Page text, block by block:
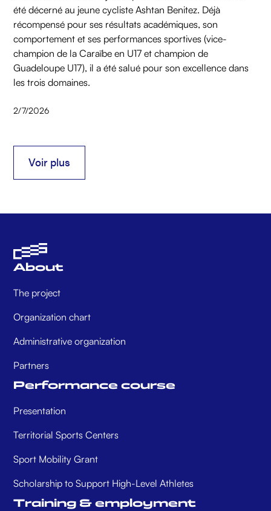
été décerné au jeune cycliste Ashtan Benitez. Déjà
récompensé pour ses résultats académiques, son
comportement et ses performances sportives (vice-
champion de la Caraïbe en U17 et champion de
Guadeloupe U17), il a été salué pour son excellence dans
les trois domaines.
2/7/2026
Voir plus
Voir plus
About
The project
Organization chart
Administrative organization
Partners
Performance course
Presentation
Territorial Sports Centers
Sport Mobility Grant
Scholarship to Support High-Level Athletes
Training & employment